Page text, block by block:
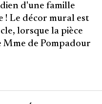
d'une famille
! Le décor mural est
lorsque la pièce
Mme de Pompadour